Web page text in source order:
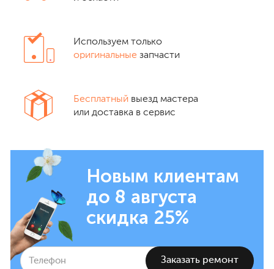
Используем только
оригинальные запчасти
Бесплатный выезд мастера
или доставка в сервис
Новым клиентам
до 8 августа
скидка 25%